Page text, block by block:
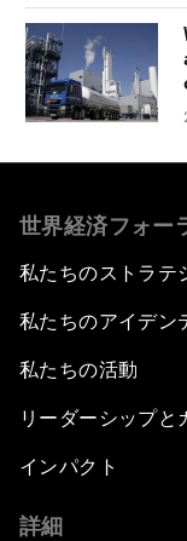
世界経済フォー
私たちのストラテ
私たちのアイデン
私たちの活動
リーダーシップと
インパクト
詳細